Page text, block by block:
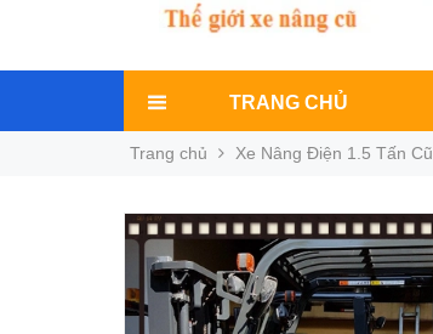
TRANG CHỦ
Trang chủ Xe Nâng Điện 1.5 Tấn Cũ